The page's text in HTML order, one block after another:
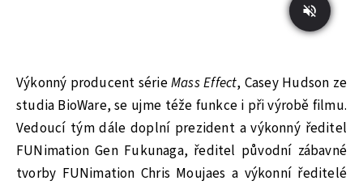
Výkonný producent sérieMass Effect, Casey Hudson ze
studia BioWare, se ujme téže funkce i při výrobě filmu.
Vedoucí tým dále doplní prezident a výkonný ředitel
FUNimation Gen Fukunaga, ředitel původní zábavné
tvorby FUNimation Chris Moujaes a výkonní ředitelé